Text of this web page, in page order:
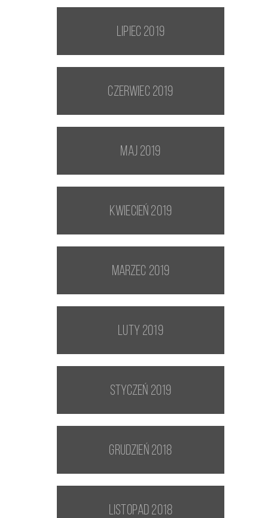
lipiec 2019
czerwiec 2019
maj 2019
kwiecień 2019
marzec 2019
luty 2019
styczeń 2019
grudzień 2018
listopad 2018